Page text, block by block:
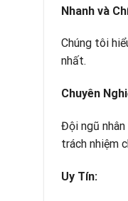
Nhanh và
Chúng tôi
nhất.
Chuyên
Đội ngũ
trách nhiệm
Uy Tín: